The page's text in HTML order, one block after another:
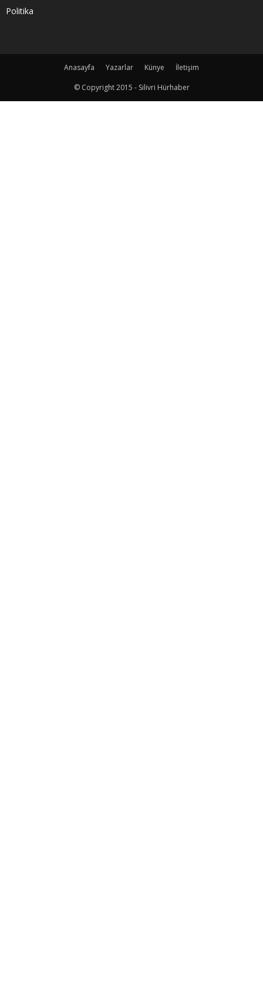
Politika
Anasayfa Yazarlar Künye
İletişim
© Copyright 2015 - Silivri Hürhaber